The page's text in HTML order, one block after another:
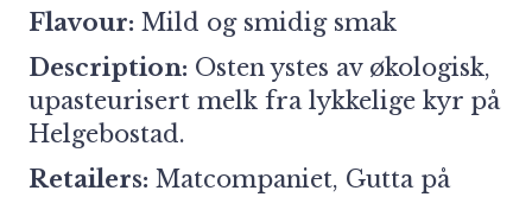
Flavour: Mild og smidig smak
Description: Osten ystes av økologisk,
upasteurisert melk fra lykkelige kyr på
Helgebostad.
Retailers: Matcompaniet, Gutta på